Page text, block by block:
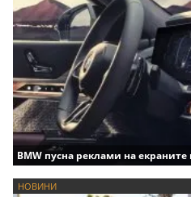
BMW пусна реклами на екраните
НОВИНИ